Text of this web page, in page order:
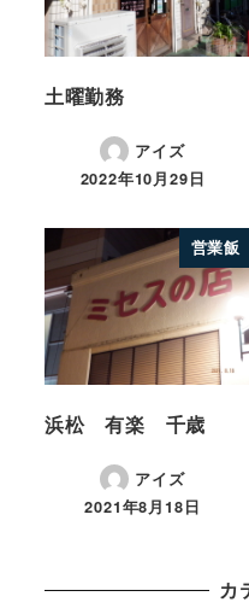
土曜勤務
アイズ
2022年10月29日
営業飯
浜松 有楽 千歳
アイズ
2021年8月18日
カ